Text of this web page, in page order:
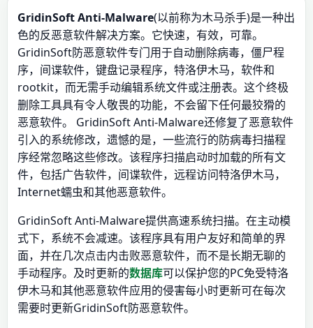
GridinSoft Anti-Malware(以前称为木马杀手)是一种出
色的反恶意软件解决方案。它快速，有效，可靠。
GridinSoft防恶意软件专门用于自动删除病毒，僵尸程
序，间谍软件，键盘记录程序，特洛伊木马，软件和
rootkit，而无需手动编辑系统文件或注册表。这个终极
删除工具具有令人敬畏的功能，不会留下任何最狡猾的
恶意软件。 GridinSoft Anti-Malware还修复了恶意软件
引入的系统修改，遗憾的是，一些流行的防病毒扫描程
序经常忽略这些修改。该程序扫描启动时加载的所有文
件，包括广告软件，间谍软件，远程访问特洛伊木马，
Internet蠕虫和其他恶意软件。
GridinSoft Anti-Malware提供高速系统扫描。在主动模
式下，系统不会减速。该程序具有用户友好和简单的界
面，并在几次点击内击败恶意软件，而不是长期无聊的
手动程序。及时更新的数据库可以保护您的PC免受特洛
伊木马和其他恶意软件应用的侵害每小时更新可在每次
需要时更新GridinSoft防恶意软件。